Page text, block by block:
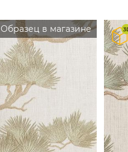
Образец в магазине